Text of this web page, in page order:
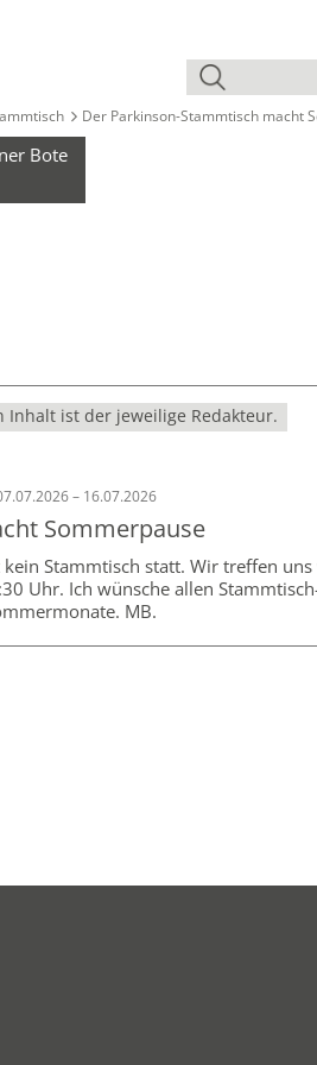
Der Parkinson-Stammtisch macht
Bote
ist der jeweilige Redakteur.
– 16.07.2026
Sommerpause
Stammtisch statt. Wir treffen
Uhr. Ich wünsche allen
MB.